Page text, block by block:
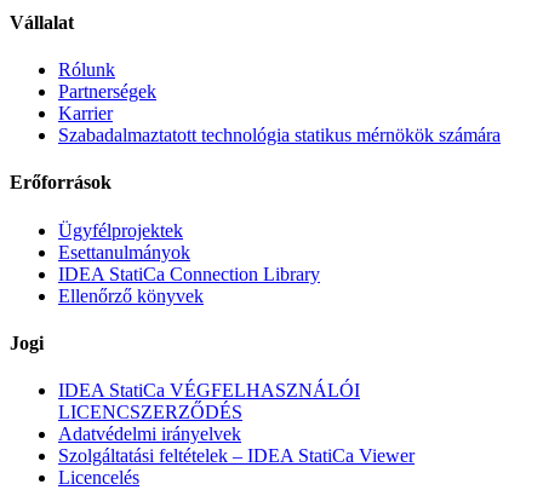
Vállalat
Rólunk
Partnerségek
Karrier
Szabadalmaztatott technológia statikus mérnökök számára
Erőforrások
Ügyfélprojektek
Esettanulmányok
IDEA StatiCa Connection Library
Ellenőrző könyvek
Jogi
IDEA StatiCa VÉGFELHASZNÁLÓI
LICENCSZERZŐDÉS
Adatvédelmi irányelvek
Szolgáltatási feltételek – IDEA StatiCa Viewer
Licencelés